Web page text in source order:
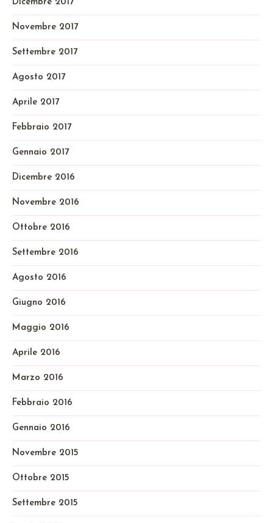
Dicembre 2017
Novembre 2017
Settembre 2017
Agosto 2017
Aprile 2017
Febbraio 2017
Gennaio 2017
Dicembre 2016
Novembre 2016
Ottobre 2016
Settembre 2016
Agosto 2016
Giugno 2016
Maggio 2016
Aprile 2016
Marzo 2016
Febbraio 2016
Gennaio 2016
Novembre 2015
Ottobre 2015
Settembre 2015